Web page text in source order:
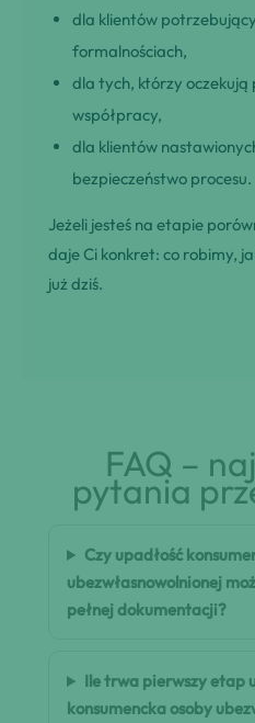
dla klientów
formalnościach,
dla tych, którzy
współpracy,
dla klientów
bezpieczeństwo procesu.
Jeżeli jesteś na etapie
daje Ci konkret: co robimy,
już dziś.
FAQ –
pytania
Czy upadłość
ubezwłasnowolnionej
pełnej dokumentacji?
Ile trwa pierwszy etap
konsumencka osoby